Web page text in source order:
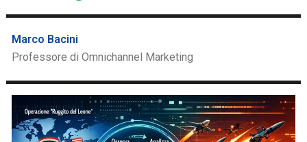
Marco Bacini
Professore di Omnichannel Marketing